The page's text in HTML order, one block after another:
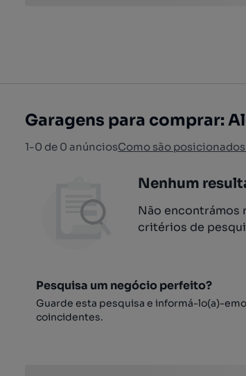
Garagens para comprar:
1-0 de 0 anúnciosComo são
Nenhum
Não encontrámos
critérios de
Pesquisa um negócio perfeito?
Guarde esta pesquisa e informá-lo(a)-
coincidentes.